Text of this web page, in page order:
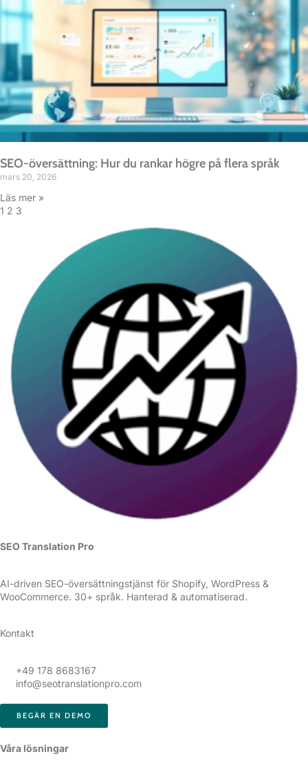
SEO-översättning: Hur du rankar högre på flera språk
mars 20, 2026
Läs mer »
1 2 3
SEO Translation Pro
AI-driven SEO-översättningstjänst för Shopify, WordPress &
WooCommerce. 30+ språk. Hanterad & automatiserad.
Kontakt
+49 178 8683167
info@seotranslationpro.com
BEGÄR EN DEMO
Våra lösningar​